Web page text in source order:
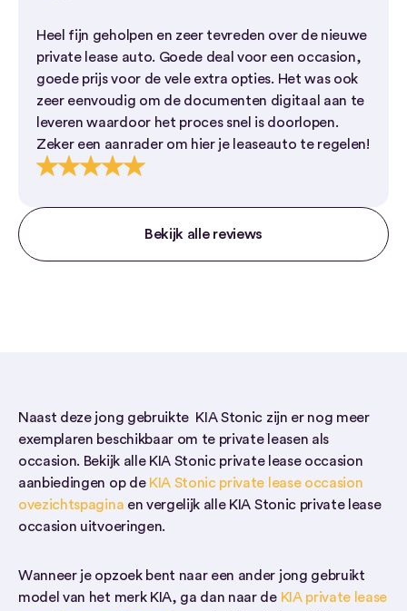
Bekijk alle reviews
Heel fijn geholpen en zeer tevreden over de nieuwe
private lease auto. Goede deal voor een occasion,
goede prijs voor de vele extra opties. Het was ook
zeer eenvoudig om de documenten digitaal aan te
leveren waardoor het proces snel is doorlopen.
Zeker een aanrader om hier je leaseauto te regelen!
Naast deze jong gebruikte KIA Stonic zijn er nog meer
exemplaren beschikbaar om te private leasen als
occasion. Bekijk alle KIA Stonic private lease occasion
aanbiedingen op de KIA Stonic private lease occasion
ovezichtspagina en vergelijk alle KIA Stonic private lease
occasion uitvoeringen.
Wanneer je opzoek bent naar een ander jong gebruikt
model van het merk KIA, ga dan naar de KIA private lease